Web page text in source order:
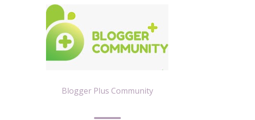
Blogger Plus Community